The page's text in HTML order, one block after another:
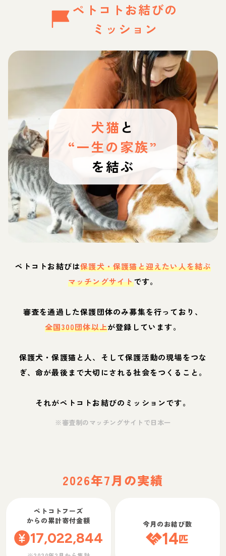
ペトコトお結びの
ミッション
犬猫 と
“一生の家族”
を結ぶ
ペトコトお結びは保護犬・保護猫と迎えたい人を結ぶ
マッチングサイトです。
審査を通過した保護団体のみ募集を行っており、
全国300団体以上が登録しています。
保護犬・保護猫と人、そして保護活動の現場をつな
ぎ、命が最後まで大切にされる社会をつくること。
それがペトコトお結びのミッションです。
※審査制のマッチングサイトで日本一
2026年7月の実績
ペトコトフーズ
からの累計寄付金額
17,022,844
今月のお結び数
14匹